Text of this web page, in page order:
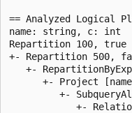
== Analyzed Logical
name: string, c: int
Repartition 100, true
+- Repartition 500,
+-
+- Project
+-
+-